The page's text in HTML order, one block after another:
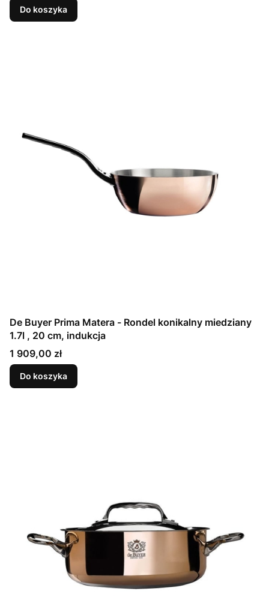
Do koszyka
De Buyer Prima Matera - Rondel konikalny miedziany
1.7l , 20 cm, indukcja
Cena
1 909,00 zł
Do koszyka